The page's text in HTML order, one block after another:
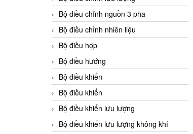
Bộ điều chỉnh nguồn 3 pha
Bộ điều chỉnh nhiên liệu
Bộ điều hợp
Bộ điều hướng
Bộ điều khiển
Bộ điều khiển
Bộ điều khiển lưu lượng
Bộ điều khiển lưu lượng không khí